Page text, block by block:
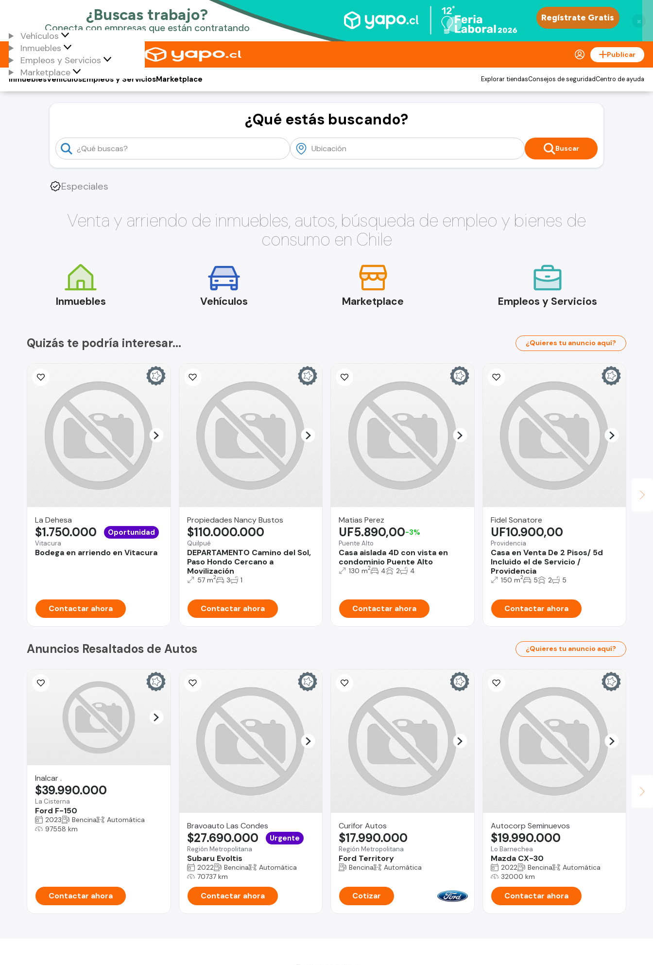
×
Vehículos
Inmuebles
Empleos y Servicios
Marketplace
Publicar
Vehículos
Inmuebles Empleos y ServiciosMarketplace Explorar tiendasConsejos de seguridadCentro de ayuda
¿Qué estás buscando?
Buscar
Especiales
Venta y arriendo de inmuebles, autos, búsqueda de empleo y bienes de
consumo en Chile
Inmuebles Vehículos Marketplace Empleos y Servicios
Quizás te podría interesar... ¿Quieres tu anuncio aquí?
La Dehesa
Vitacura
Bodega en arriendo en Vitacura
$1.750.000 Oportunidad
Contactar ahora
Propiedades Nancy Bustos
Quilpué
DEPARTAMENTO Camino del Sol,
Paso Hondo Cercano a
Movilización
$110.000.000
57 m2 3 1
Contactar ahora
Matias Perez
Puente Alto
Casa aislada 4D con vista en
condominio Puente Alto
UF5.890,00-3%
130 m2 4 2 4
Contactar ahora
Fidel Sonatore
Providencia
Casa en Venta De 2 Pisos/ 5d
Incluido el de Servicio /
Providencia
UF10.900,00
150 m2 5 2 5
Contactar ahora
Anuncios Resaltados de Autos ¿Quieres tu anuncio aquí?
Inalcar .
La Cisterna
Ford F-150
$39.990.000
2023 Bencina
Automática
97558 km
Contactar ahora
Bravoauto Las Condes
Región Metropolitana
Subaru Evoltis
$27.690.000 Urgente
2022 Bencina
Automática
70737 km
Contactar ahora
Curifor Autos
Región Metropolitana
Ford Territory
$17.990.000
Bencina Automática
Cotizar
Autocorp Seminuevos
Lo Barnechea
Mazda CX-30
$19.990.000
2022 Bencina
Automática
32000 km
Contactar ahora